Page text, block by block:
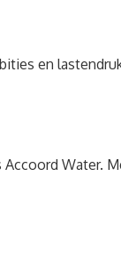
en
Water.